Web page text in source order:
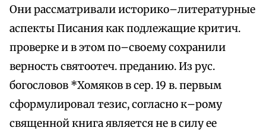
Они рассматривали историко–литературные
аспекты Писания как подлежащие критич.
проверке и в этом по–своему сохранили
верность святоотеч. преданию. Из рус.
богословов *Хомяков в сер. 19 в. первым
сформулировал тезис, согласно к–рому
священной книга является не в силу ее